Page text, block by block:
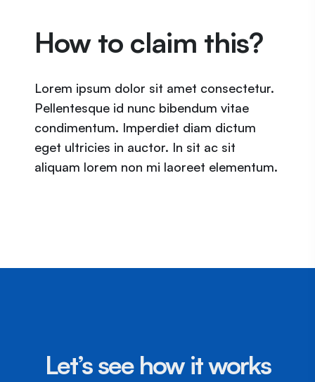
How to claim this?
Lorem ipsum dolor sit amet consectetur.
Pellentesque id nunc bibendum vitae
condimentum. Imperdiet diam dictum
eget ultricies in auctor. In sit ac sit
aliquam lorem non mi laoreet elementum.
Let’s see how it works